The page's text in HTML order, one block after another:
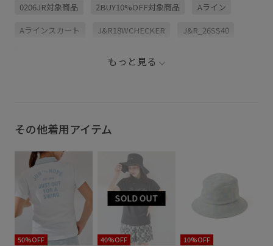
0206JR対象商品 2BUY10%OFF対象商品 Aライン
Aラインスカート J&R18WCHECKER J&R_26SS40
J&R_victorycam_02
JUN&ROPE260422クーポン対象アイテム
インナーパンツ カジュアル コットン
ショートパンツ ジャガード ジャガード柄 スカート
デザイン性 ハット バックプリント パンツ
もっと見る
その他着用アイテム
50%OFF 40%OFF 10%OFF